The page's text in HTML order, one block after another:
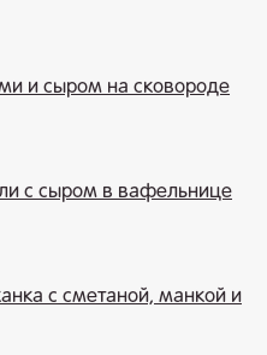
и сыром на сковороде
с сыром в вафельнице
с сметаной, манкой и